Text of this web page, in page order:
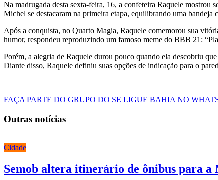
Na madrugada desta sexta-feira, 16, a confeteira Raquele
Michel se destacaram na primeira etapa, equilibrando uma
Após a conquista, no Quarto Magia, Raquele comemorou sua
humor, respondeu reproduzindo um famoso meme do BBB 21:
Porém, a alegria de Raquele durou pouco quando ela descobriu
Diante disso, Raquele definiu suas opções de indicação para o
FAÇA PARTE DO GRUPO DO SE LIGUE BAHIA NO
Outras notícias
Cidade
Semob altera itinerário de ônibus para a